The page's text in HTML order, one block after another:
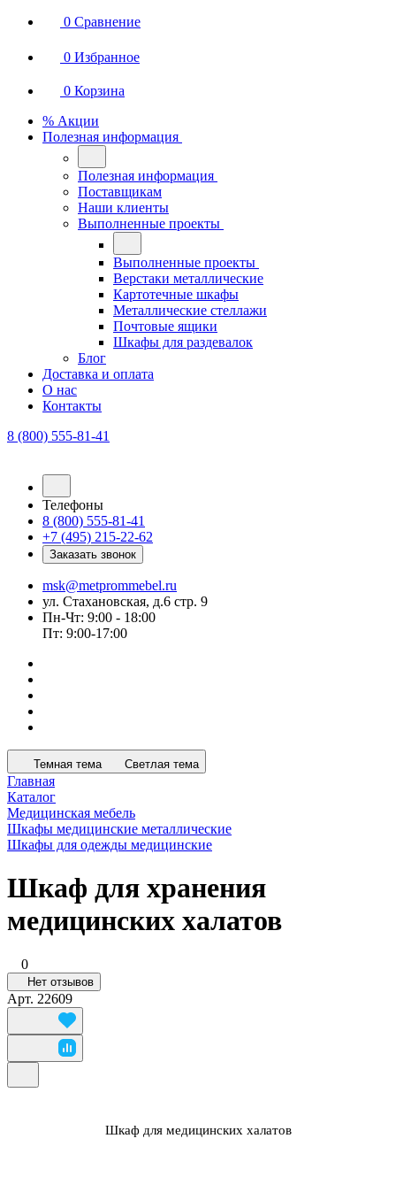
0 Сравнение
0 Избранное
0 Корзина
% Акции
Полезная информация
Полезная информация
Поставщикам
Наши клиенты
Выполненные проекты
Выполненные проекты
Верстаки металлические
Картотечные шкафы
Металлические стеллажи
Почтовые ящики
Шкафы для раздевалок
Блог
Доставка и оплата
О нас
Контакты
8 (800) 555-81-41
Телефоны
8 (800) 555-81-41
+7 (495) 215-22-62
Заказать звонок
msk@metprommebel.ru
ул. Стахановская, д.6 стр. 9
Пн-Чт: 9:00 - 18:00
Пт: 9:00-17:00
Темная тема Светлая тема
Главная
Каталог
Медицинская мебель
Шкафы медицинские металлические
Шкафы для одежды медицинские
Шкаф для хранения
медицинских халатов
0
Нет отзывов
Арт. 22609
Шкаф для медицинских халатов